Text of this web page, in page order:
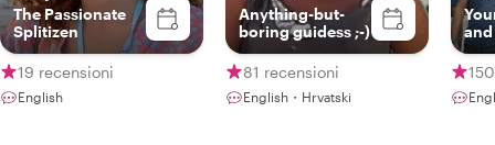
The Passionate
Splitizen
19 recensioni
English
Anything-but-
boring guidess ;-)
81 recensioni
English・Hrvatski